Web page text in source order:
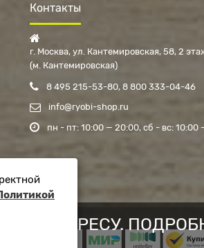
АДРЕСУ.
Контакты
г. Москва, ул. Кантемировская, 58, 2
(м. Кантемировская)
8 495 215-53-80 8 800 333-04-46
info@ryobi-shop.ru
пн - пт: 10:00 — 20:00 сб - вс: 10:00